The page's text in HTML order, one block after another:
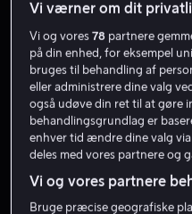
Congo
Drama Krimi
Vi værner om dit
Vi og vores78 partnere
på din enhed, for eksempel
bruges til behandling af
eller administrere dine valg
også udøve din ret til at gøre
behandlingsgrundlag er
enhver tid ændre dine valg
deles med vores partnere og
Vi og vores partnere
Bruge præcise geografiske